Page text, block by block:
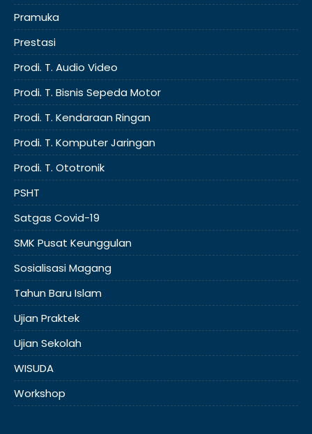
Pramuka
Prestasi
Prodi. T. Audio Video
Prodi. T. Bisnis Sepeda Motor
Prodi. T. Kendaraan Ringan
Prodi. T. Komputer Jaringan
Prodi. T. Ototronik
PSHT
Satgas Covid-19
SMK Pusat Keunggulan
Sosialisasi Magang
Tahun Baru Islam
Ujian Praktek
Ujian Sekolah
WISUDA
Workshop